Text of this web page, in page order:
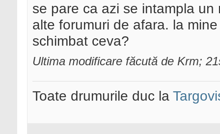
se pare ca azi se intampla
alte forumuri de afara. la
schimbat ceva?
Ultima modificare făcută de Krm;
Toate drumurile duc la